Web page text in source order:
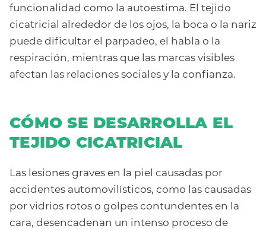
funcionalidad como la autoestima. El tejido
cicatricial alrededor de los ojos, la boca o la nariz
puede dificultar el parpadeo, el habla o la
respiración, mientras que las marcas visibles
afectan las relaciones sociales y la confianza.
CÓMO SE DESARROLLA EL
TEJIDO CICATRICIAL
Las lesiones graves en la piel causadas por
accidentes automovilísticos, como las causadas
por vidrios rotos o golpes contundentes en la
cara, desencadenan un intenso proceso de